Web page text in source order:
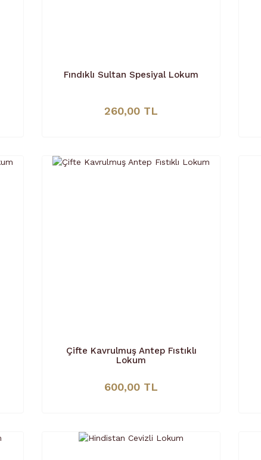
Fındıklı Sultan Spesiyal Lokum
260,00 TL
Çifte Kavrulmuş Antep Fıstıklı
Lokum
600,00 TL